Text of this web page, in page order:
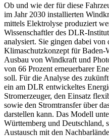
Ob und wie der für diese
im Jahr 2030 installierten
mittels Elektrolyse produziert
Wissenschaftler des DLR-
analysiert. Sie gingen dabei von
Klimaschutzkonzept für Baden-
Ausbau von Windkraft und
von 66 Prozent erneuerbarer
soll. Für die Analyse des
ein am DLR entwickeltes
Stromerzeuger, den Einsatz
sowie den Stromtransfer über
darstellen kann. Das Modell
Württemberg und Deutschland,
Austausch mit den